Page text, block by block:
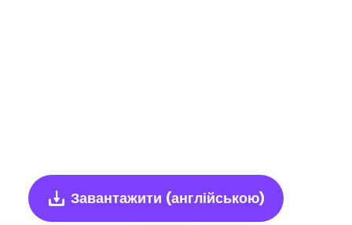
Завантажити (англійською)